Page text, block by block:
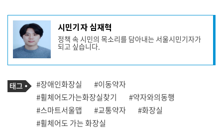
기
사
성
자
프
필
시민기자 심재혁
정책 속 시민의 목소리를 담아내는 서울시민기자가
되고 싶습니다.
기
사
관
련
태
그
태
그
#장애인화장실
#이동약자
#휠체어도가는화장실찾기
#약자와의동행
#스마트서울맵
#교통약자
#화장실
#휠체어도 가는 화장실